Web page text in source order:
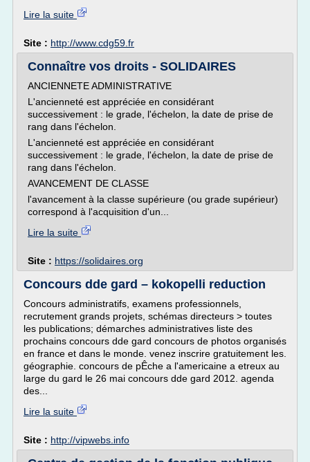
Lire la suite
Site : http://www.cdg59.fr
Connaître vos droits - SOLIDAIRES
ANCIENNETE ADMINISTRATIVE
L'ancienneté est appréciée en considérant
successivement : le grade, l'échelon, la date de prise de
rang dans l'échelon.
L'ancienneté est appréciée en considérant
successivement : le grade, l'échelon, la date de prise de
rang dans l'échelon.
AVANCEMENT DE CLASSE
l'avancement à la classe supérieure (ou grade supérieur)
correspond à l'acquisition d'un...
Lire la suite
Site : https://solidaires.org
Concours dde gard – kokopelli reduction
Concours administratifs, examens professionnels,
recrutement grands projets, schémas directeurs > toutes
les publications; démarches administratives liste des
prochains concours dde gard concours de photos organisés
en france et dans le monde. venez inscrire gratuitement les.
géographie. concours de pÊche a l'americaine a etreux au
large du gard le 26 mai concours dde gard 2012. agenda
des...
Lire la suite
Site : http://vipwebs.info